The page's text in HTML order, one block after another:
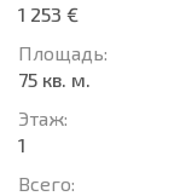
1 253 €
Площадь:
75 кв. м.
Этаж:
1
Всего: